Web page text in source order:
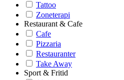
Tattoo
Zoneterapi
Restaurant & Cafe
Cafe
Pizzaria
Restauranter
Take Away
Sport & Fritid